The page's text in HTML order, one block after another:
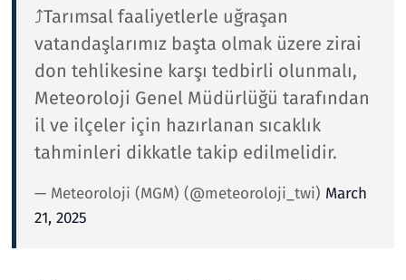
⤴️Tarımsal faaliyetlerle uğraşan
vatandaşlarımız başta olmak üzere zirai
don tehlikesine karşı tedbirli olunmalı,
Meteoroloji Genel Müdürlüğü tarafından
il ve ilçeler için hazırlanan sıcaklık
tahminleri dikkatle takip edilmelidir.
— Meteoroloji (MGM) (@meteoroloji_twi) March
21, 2025